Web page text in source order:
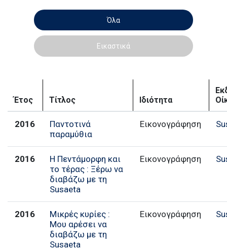
Όλα
Εικαστικά
Έτος Τίτλος Ιδιότητα
2016
Παντοτινά
παραμύθια
Εικονογράφηση
2016
Η Πεντάμορφη και
το τέρας : Ξέρω να
διαβάζω με τη
Susaeta
Εικονογράφηση
2016
Μικρές κυρίες :
Μου αρέσει να
διαβάζω με τη
Susaeta
Εικονογράφηση